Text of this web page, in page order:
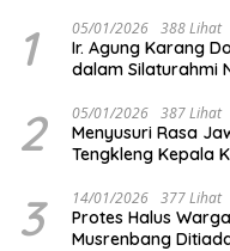
1 05/01/2026 388 Lihat
Ir. Agung Karang
dalam Silaturahmi
2 05/01/2026 387 Lihat
Menyusuri Rasa
Tengkleng Kepala
3 14/01/2026 377 Lihat
Protes Halus
Musrenbang